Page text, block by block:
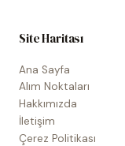
Site Haritası
Ana Sayfa
Alım Noktaları
Hakkımızda
İletişim
Çerez Politikası